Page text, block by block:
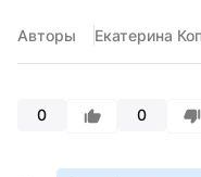
Авторы Екатерина
0 0